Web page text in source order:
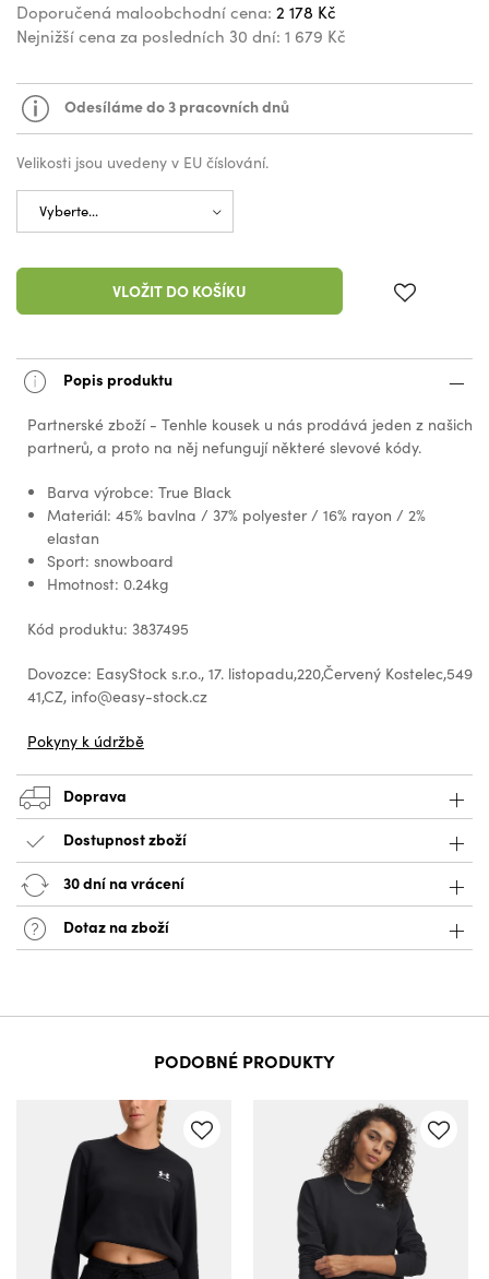
Doporučená maloobchodní cena: 2 178 Kč
Nejnižší cena za posledních 30 dní: 1 679 Kč
Odesíláme do 3 pracovních dnů
Velikosti jsou uvedeny v EU číslování.
VLOŽIT DO KOŠÍKU
Popis produktu
Partnerské zboží - Tenhle kousek u nás prodává jeden z našich
partnerů, a proto na něj nefungují některé slevové kódy.
Barva výrobce: True Black
Materiál: 45% bavlna / 37% polyester / 16% rayon / 2%
elastan
Sport: snowboard
Hmotnost: 0.24kg
Kód produktu: 3837495
Dovozce: EasyStock s.r.o., 17. listopadu,220,Červený Kostelec,549
41,CZ, info@easy-stock.cz
Pokyny k údržbě
Doprava
Dostupnost zboží
30 dní na vrácení
Dotaz na zboží
PODOBNÉ PRODUKTY